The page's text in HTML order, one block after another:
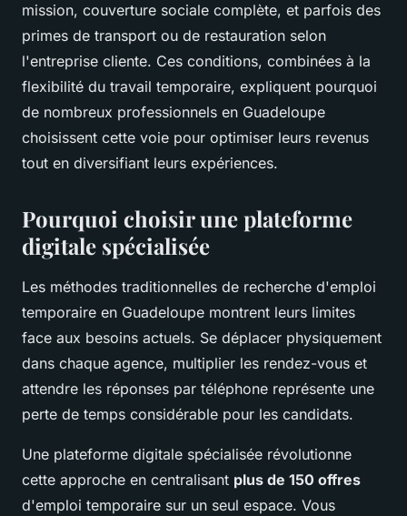
mission, couverture sociale complète, et parfois des
primes de transport ou de restauration selon
l'entreprise cliente. Ces conditions, combinées à la
flexibilité du travail temporaire, expliquent pourquoi
de nombreux professionnels en Guadeloupe
choisissent cette voie pour optimiser leurs revenus
tout en diversifiant leurs expériences.
Pourquoi choisir une plateforme
digitale spécialisée
Les méthodes traditionnelles de recherche d'emploi
temporaire en Guadeloupe montrent leurs limites
face aux besoins actuels. Se déplacer physiquement
dans chaque agence, multiplier les rendez-vous et
attendre les réponses par téléphone représente une
perte de temps considérable pour les candidats.
Une plateforme digitale spécialisée révolutionne
cette approche en centralisant plus de 150 offres
d'emploi temporaire sur un seul espace. Vous